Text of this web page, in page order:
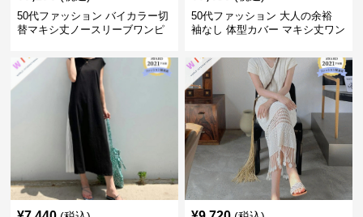
50代ファッション バイカラー切
替マキシ丈ノースリーブワンピ
50代ファッション 大人の余裕
袖なし 体型カバー マキシ丈ワン